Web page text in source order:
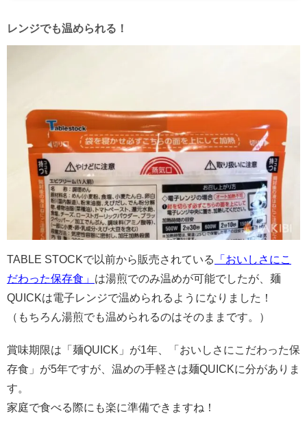
レンジでも温められる！
TABLE STOCKで以前から販売されている
「おいしさにこ
だわった保存食」 は湯煎でのみ温めが可能でしたが、麺
QUICKは電子レンジで温められるようになりました！
（もちろん湯煎でも温められるのはそのままです。）
賞味期限は「麺QUICK」が1年、「おいしさにこだわった保
存食」が5年ですが、温めの手軽さは麺QUICKに分がありま
す。
家庭で食べる際にも楽に準備できますね！